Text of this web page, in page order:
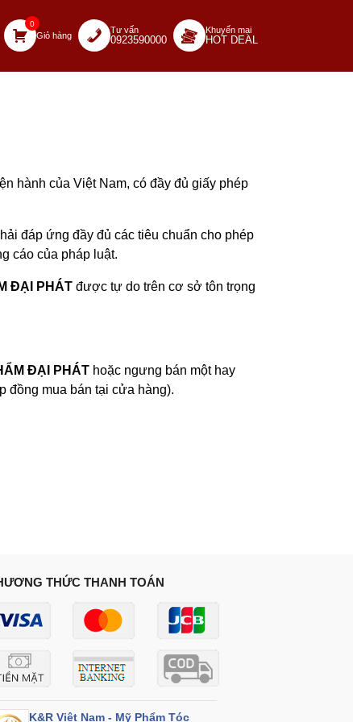
0
Giỏ hàng
Tư vấn
0923590000
Khuyến mại
HOT DEAL
hành của Việt Nam, có đầy đủ giấy phép
đáp ứng đầy đủ các tiêu chuẩn cho phép
cáo của pháp luật.
ĐẠI PHÁT được tự do trên cơ sở tôn trọng
ĐẠI PHÁT hoặc ngưng bán một hay
đồng mua bán tại cửa hàng).
THỨC THANH TOÁN
K&R Việt Nam - Mỹ Phẩm Tóc